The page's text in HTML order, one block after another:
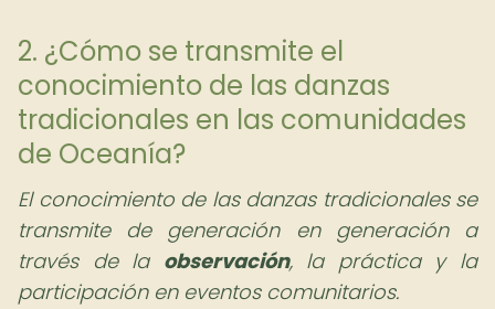
2. ¿Cómo se transmite el
conocimiento de las danzas
tradicionales en las comunidades
de Oceanía?
El conocimiento de las danzas tradicionales se
transmite de generación en generación a
través de la observación, la práctica y la
participación en eventos comunitarios.